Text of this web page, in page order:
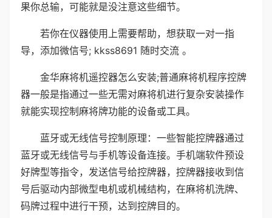
果你总输，可能就是没注意这些细节。
若你在仪器使用上需要帮助，想获取一对一指
导，添加微信号; kkss8691 随时交流 。
金华麻将机遥控器怎么安装;普通麻将机程序控牌
器一般是指通过一些无需对麻将机进行复杂安装操作
就能实现控制麻将牌功能的设备或工具。
蓝牙或无线信号控制原理：一些智能控牌器通过
蓝牙或无线信号与手机等设备连接。手机端软件预设
好牌型等指令，发送信号给控牌器，控牌器接收到信
号后驱动内部微型电机或机械结构，在麻将机洗牌、
码牌过程中进行干预，达到控牌目的。